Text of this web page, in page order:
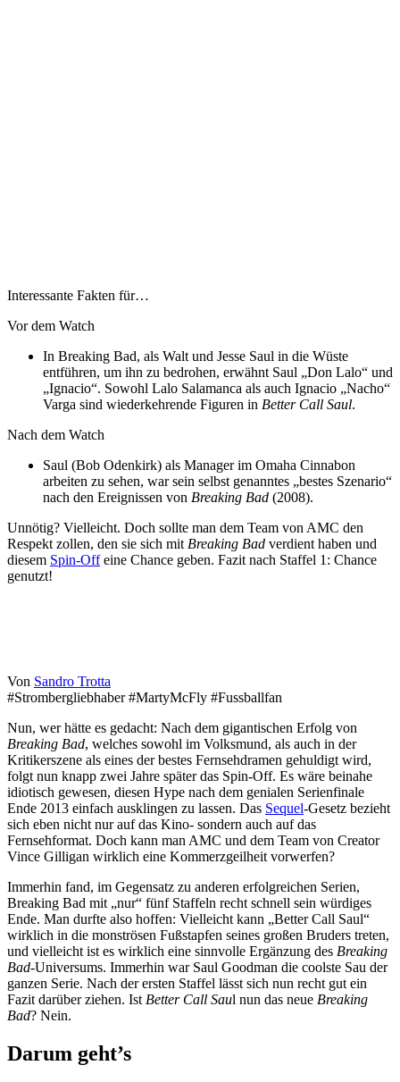
Interessante Fakten für…
Vor dem Watch
In Breaking Bad, als Walt und Jesse Saul in die Wüste
entführen, um ihn zu bedrohen, erwähnt Saul „Don Lalo“ und
„Ignacio“. Sowohl Lalo Salamanca als auch Ignacio „Nacho“
Varga sind wiederkehrende Figuren in Better Call Saul.
Nach dem Watch
Saul (Bob Odenkirk) als Manager im Omaha Cinnabon
arbeiten zu sehen, war sein selbst genanntes „bestes Szenario“
nach den Ereignissen von Breaking Bad (2008).
Unnötig? Vielleicht. Doch sollte man dem Team von AMC den
Respekt zollen, den sie sich mit Breaking Bad verdient haben und
diesem Spin-Offeine Chance geben. Fazit nach Staffel 1: Chance
genutzt!
Von Sandro Trotta
#Strombergliebhaber #MartyMcFly #Fussballfan
Nun, wer hätte es gedacht: Nach dem gigantischen Erfolg von
Breaking Bad, welches sowohl im Volksmund, als auch in der
Kritikerszene als eines der bestes Fernsehdramen gehuldigt wird,
folgt nun knapp zwei Jahre später das Spin-Off. Es wäre beinahe
idiotisch gewesen, diesen Hype nach dem genialen Serienfinale
Ende 2013 einfach ausklingen zu lassen. Das Sequel-Gesetz bezieht
sich eben nicht nur auf das Kino- sondern auch auf das
Fernsehformat. Doch kann man AMC und dem Team von Creator
Vince Gilligan wirklich eine Kommerzgeilheit vorwerfen?
Immerhin fand, im Gegensatz zu anderen erfolgreichen Serien,
Breaking Bad mit „nur“ fünf Staffeln recht schnell sein würdiges
Ende. Man durfte also hoffen: Vielleicht kann „Better Call Saul“
wirklich in die monströsen Fußstapfen seines großen Bruders treten,
und vielleicht ist es wirklich eine sinnvolle Ergänzung des Breaking
Bad-Universums. Immerhin war Saul Goodman die coolste Sau der
ganzen Serie. Nach der ersten Staffel lässt sich nun recht gut ein
Fazit darüber ziehen. Ist Better Call Saul nun das neue Breaking
Bad? Nein.
Darum geht’s